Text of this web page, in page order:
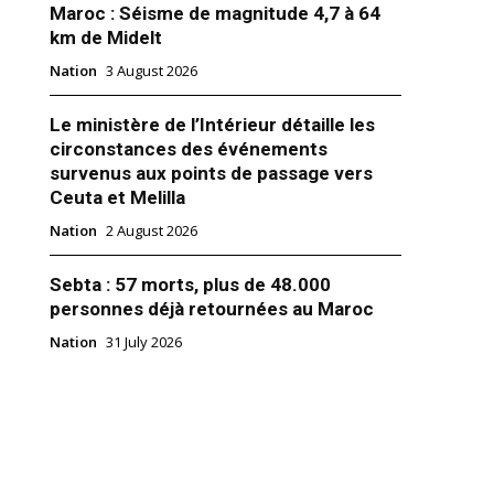
– Lancement imminent de
directe Casablanca-Pékin
aérienne nationale, Royal Air
a annoncé, lundi à Pékin, le
16 janvier prochain, d’une
cadre d’un plan de
qui va durer trois ans. Lors
Maroc : Séisme de magnitude 4,7 à 64
km de Midelt
Nation 3 August 2026
Le ministère de l’Intérieur détaille les
circonstances des événements
survenus aux points de passage vers
Ceuta et Melilla
Nation 2 August 2026
Sebta : 57 morts, plus de 48.000
personnes déjà retournées au Maroc
Nation 31 July 2026